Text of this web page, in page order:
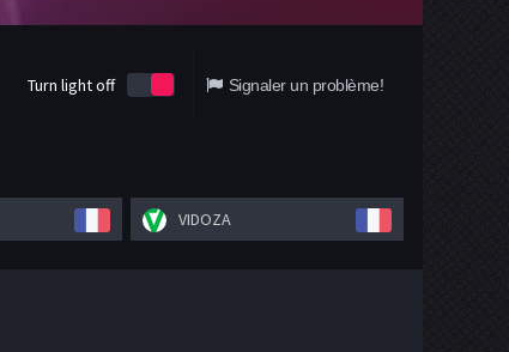
Turn light off Signaler un problème!
VIDOZA